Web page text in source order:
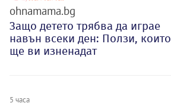
ohnamama.bg
Защо детето трябва да играе
навън всеки ден: Ползи, които
ще ви изненадат
5 часа